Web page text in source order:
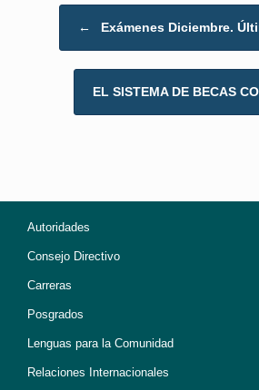
← Exámenes Diciembre.
EL SISTEMA DE BECAS
Autoridades
Consejo Directivo
Carreras
Posgrados
Lenguas para la Comunidad
Relaciones Internacionales